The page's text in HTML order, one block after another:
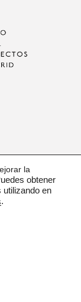
la
obtener
utilizando en
.